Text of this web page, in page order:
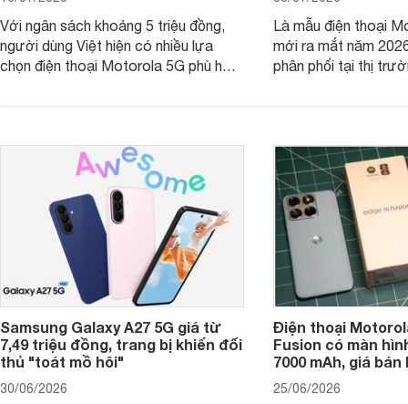
Với ngân sách khoảng 5 triệu đồng,
người dùng Việt hiện có nhiều lựa
chọn điện thoại Motorola 5G phù hợp
Là mẫu điện thoại
mới ra mắt năm
phân phối tại thị
trình giảm giá hấp
thêm một lựa chọn
người dùng Việt.
Samsung Galaxy A27 5G giá từ
7,49 triệu đồng, trang bị khiến đối
thủ "toát mồ hôi"
30/06/2026
Điện thoại
Fusion có màn
7000 mAh, giá
25/06/2026